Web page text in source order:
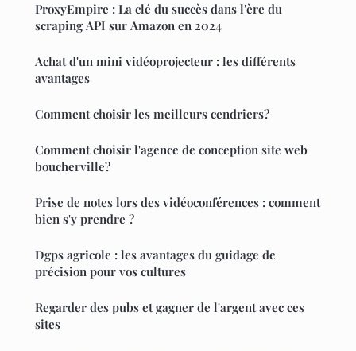
ProxyEmpire : La clé du succès dans l'ère du
scraping API sur Amazon en 2024
Achat d'un mini vidéoprojecteur : les différents
avantages
Comment choisir les meilleurs cendriers?
Comment choisir l'agence de conception site web
boucherville?
Prise de notes lors des vidéoconférences : comment
bien s'y prendre ?
Dgps agricole : les avantages du guidage de
précision pour vos cultures
Regarder des pubs et gagner de l'argent avec ces
sites